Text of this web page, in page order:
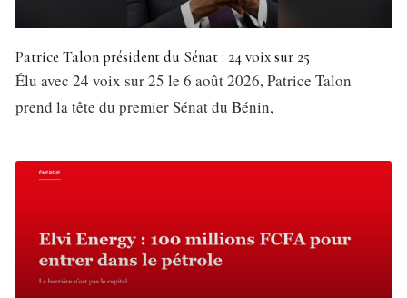
Patrice Talon président du Sénat : 24 voix sur 25
Élu avec 24 voix sur 25 le 6 août 2026, Patrice Talon
prend la tête du premier Sénat du Bénin,